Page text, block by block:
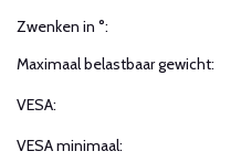
Zwenken in °:
Maximaal belastbaar gewicht:
VESA:
VESA minimaal: